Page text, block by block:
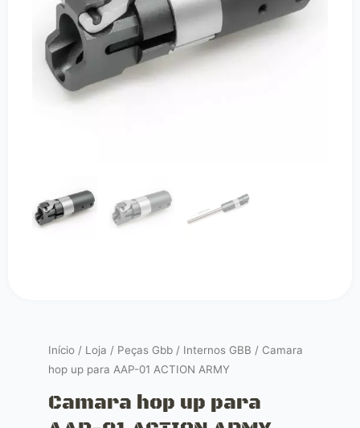
Início / Loja / Peças Gbb / Internos GBB / Camara
hop up para AAP-01 ACTION ARMY
Camara hop up para